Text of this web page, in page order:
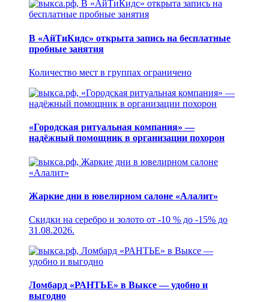
В «АйТиКидс» открыта запись на бесплатные
пробные занятия
Количество мест в группах ограничено
«Городская ритуальная компания» —
надёжный помощник в организации похорон
Жаркие дни в ювелирном салоне «Алалит»
Скидки на серебро и золото от -10 % до -15% до
31.08.2026.
Ломбард «РАНТЬЕ» в Выксе — удобно и
выгодно